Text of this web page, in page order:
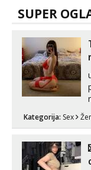
SUPER
Kategorija: Sex